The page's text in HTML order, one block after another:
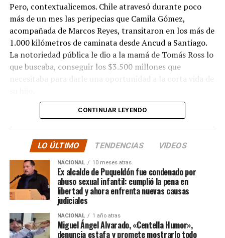
Pero, contextualicemos. Chile atravesó durante poco
más de un mes las peripecias que Camila Gómez,
acompañada de Marcos Reyes, transitaron en los más de
1.000 kilómetros de caminata desde Ancud a Santiago.
La notoriedad pública le dio a la mamá de Tomás Ross lo
que buscaba, conseguir los $3.500 millones que
necesitaba para darle una oportunidad a la corta vida de
La solidaridad y empatía de los chilenos en cada paso
sino que se superó con creces. De hecho, el último
cómputo dado a conocer reveló la suma total de
$3.689.545.200.
Según Camila Gómez, el excedente de casi $200
millones sería destinadopara los costos médicos
asociados al suministro del Elevidys «porque los 3.500
millonessolo incluye el frasco del fármaco y no los
otros gastos relacionados con los tres meses del
CONTINUAR LEYENDO
LO ÚLTIMO TENDENCIAS VIDEOS
NACIONAL 10 meses atras
Ex alcalde de Puqueldón fue condenado por
abuso sexual infantil: cumplió la pena en
libertad y ahora enfrenta nuevas causas
judiciales
NACIONAL 1 año atras
Miguel Ángel Alvarado, «Centella Humor»,
denuncia estafa y promete mostrarlo todo